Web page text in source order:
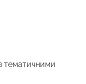
тематичними